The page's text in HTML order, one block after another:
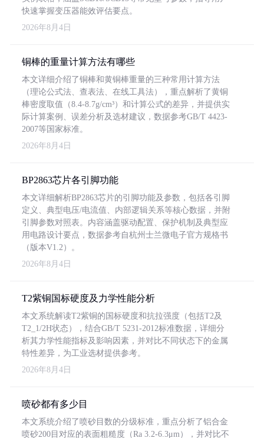
快速掌握变压器能效评估要点。
2026年8月4日
铜棒的重量计算方法有哪些
本文详细介绍了铜棒和黄铜棒重量的三种常用计算方法
（理论公式法、查表法、在线工具法），重点解析了黄铜
棒密度取值（8.4-8.7g/cm³）和计算公式的差异，并提供实
际计算案例、误差分析及选材建议，数据参考GB/T 4423-
2007等国家标准。
2026年8月4日
BP2863芯片各引脚功能
本文详细解析BP2863芯片的引脚功能及参数，包括各引脚
定义、典型电压/电流值、内部逻辑关系等核心数据，并附
引脚参数对照表。内容涵盖驱动配置、保护机制及典型应
用电路设计要点，数据参考自杭州士兰微电子官方规格书
（版本V1.2）。
2026年8月4日
T2紫铜国标硬度及力学性能分析
本文系统解读T2紫铜的国标硬度和抗拉强度（包括T2及
T2_1/2H状态），结合GB/T 5231-2012标准数据，详细分
析其力学性能指标及影响因素，并对比不同状态下的金属
特性差异，为工业选材提供参考。
2026年8月4日
喷砂都有多少目
本文系统介绍了喷砂目数的分级标准，重点分析了铝合金
喷砂200目对应的表面粗糙度（Ra 3.2-6.3μm），并对比不